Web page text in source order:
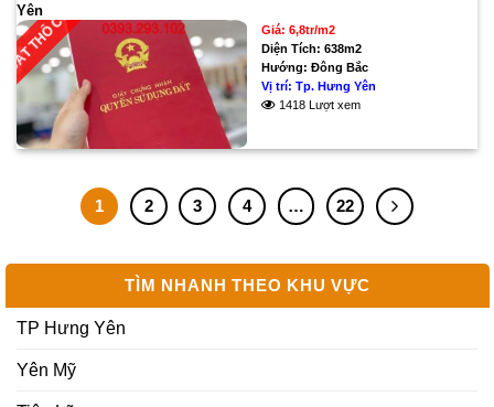
TÌM NHANH THEO KHU VỰC
TP Hưng Yên
Yên Mỹ
Yên
Giá: 6,8tr/m2
Diện Tích:638m2
Hướng:Đông Bắc
Vị trí:Tp. Hưng Yên
1418 Lượt xem
ĐẤT THỔ CƯ
1 2 3 4 … 22